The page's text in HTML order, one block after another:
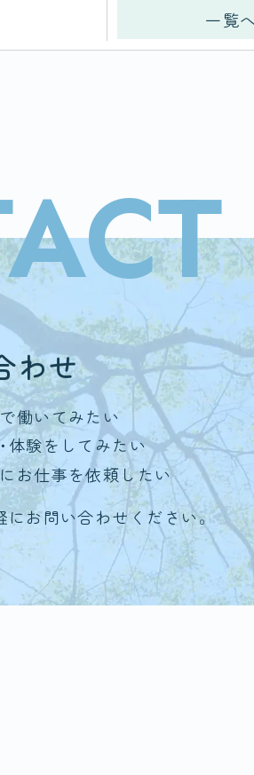
一覧
わせ
働いてみたい
体験をしてみたい
お仕事を依頼したい
にお問い合わせください。